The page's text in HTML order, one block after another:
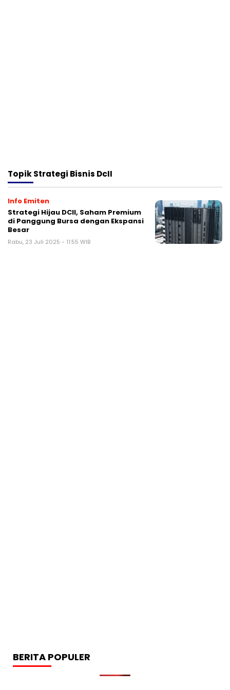
TopikStrategi Bisnis DcII
Info Emiten
Strategi Hijau DCII, Saham Premium
di Panggung Bursa dengan Ekspansi
Besar
Rabu, 23 Juli 2025 - 11:55 WIB
BERITA POPULER